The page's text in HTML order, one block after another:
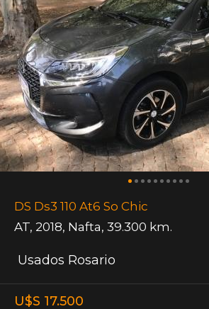
DS Ds3 110 At6 So Chic
AT, 2018, Nafta, 39.300 km.
Usados Rosario
U$S 17.500